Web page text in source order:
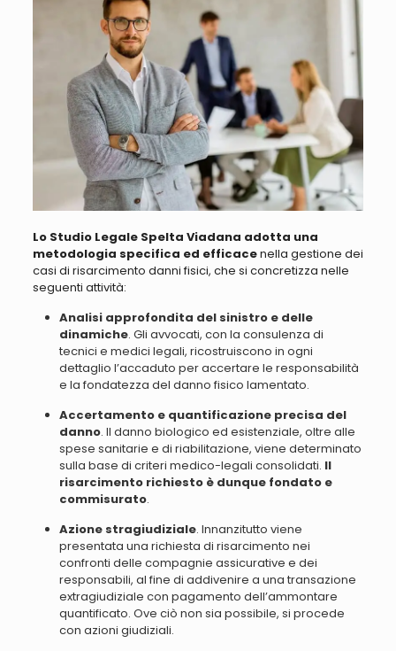
Lo Studio Legale Spelta Viadana adotta una
metodologia specifica ed efficacenella gestione dei
casi di risarcimento danni fisici, che si concretizza nelle
seguenti attività:
Analisi approfondita del sinistro e delle
dinamiche. Gli avvocati, con la consulenza di
tecnici e medici legali, ricostruiscono in ogni
dettaglio l’accaduto per accertare le responsabilità
e la fondatezza del danno fisico lamentato.
Accertamento e quantificazione precisa del
danno. Il danno biologico ed esistenziale, oltre alle
spese sanitarie e di riabilitazione, viene determinato
sulla base di criteri medico-legali consolidati. Il
risarcimento richiesto è dunque fondato e
commisurato.
Azione stragiudiziale. Innanzitutto viene
presentata una richiesta di risarcimento nei
confronti delle compagnie assicurative e dei
responsabili, al fine di addivenire a una transazione
extragiudiziale con pagamento dell’ammontare
quantificato. Ove ciò non sia possibile, si procede
con azioni giudiziali.